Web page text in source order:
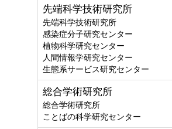
先端科学技術研究所
先端科学技術研究所
感染症分子研究センター
植物科学研究センター
人間情報学研究センター
生態系サービス研究センター
総合学術研究所
総合学術研究所
ことばの科学研究センター